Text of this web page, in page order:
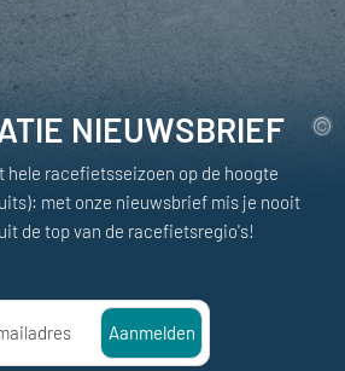
NIEUWSBRIEF
hele racefietsseizoen op de hoogte
met onze nieuwsbrief mis je nooit
de top van de racefietsregio's!
Aanmelden